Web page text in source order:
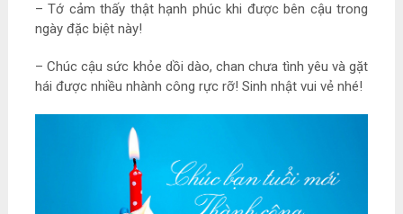
– Tớ cảm thấy thật hạnh phúc khi được bên cậu trong
ngày đặc biệt này!
– Chúc cậu sức khỏe dồi dào, chan chưa tình yêu và gặt
hái được nhiều nhành công rực rỡ! Sinh nhật vui vẻ nhé!